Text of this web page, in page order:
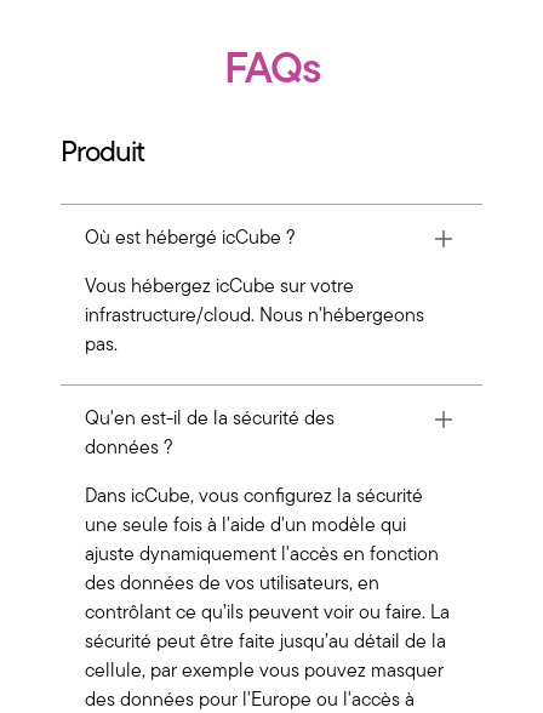
FAQs
Produit
Où est hébergé icCube ?
Vous hébergez icCube sur votre
infrastructure/cloud. Nous n'hébergeons
pas.
Qu'en est-il de la sécurité des
données ?
Dans icCube, vous configurez la sécurité
une seule fois à l'aide d'un modèle qui
ajuste dynamiquement l'accès en fonction
des données de vos utilisateurs, en
contrôlant ce qu’ils peuvent voir ou faire. La
sécurité peut être faite jusqu’au détail de la
cellule, par exemple vous pouvez masquer
des données pour l'Europe ou l'accès à